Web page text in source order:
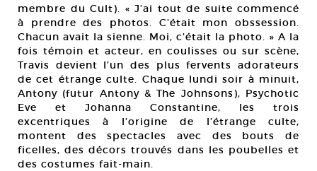
membre du Cult). « J’ai tout de suite commencé
à prendre des photos. C’était mon obssession.
Chacun avait la sienne. Moi, c’était la photo. » A la
fois témoin et acteur, en coulisses ou sur scène,
Travis devient l’un des plus fervents adorateurs
de cet étrange culte. Chaque lundi soir à minuit,
Antony (futur Antony & The Johnsons), Psychotic
Eve et Johanna Constantine, les trois
excentriques à l’origine de l’étrange culte,
montent des spectacles avec des bouts de
ficelles, des décors trouvés dans les poubelles et
des costumes fait-main.